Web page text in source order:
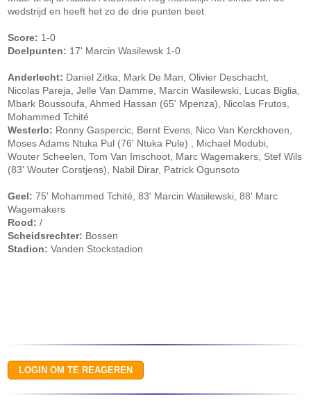
wedstrijd en heeft het zo de drie punten beet.
Score: 1-0
Doelpunten: 17' Marcin Wasilewsk 1-0
Anderlecht: Daniel Zitka, Mark De Man, Olivier Deschacht,
Nicolas Pareja, Jelle Van Damme, Marcin Wasilewski, Lucas Biglia,
Mbark Boussoufa, Ahmed Hassan (65' Mpenza), Nicolas Frutos,
Mohammed Tchité
Westerlo: Ronny Gaspercic, Bernt Evens, Nico Van Kerckhoven,
Moses Adams Ntuka Pul (76' Ntuka Pule) , Michael Modubi,
Wouter Scheelen, Tom Van Imschoot, Marc Wagemakers, Stef Wils
(83' Wouter Corstjens), Nabil Dirar, Patrick Ogunsoto
Geel: 75' Mohammed Tchité, 83' Marcin Wasilewski, 88' Marc
Wagemakers
Rood: /
Scheidsrechter: Bossen
Stadion: Vanden Stockstadion